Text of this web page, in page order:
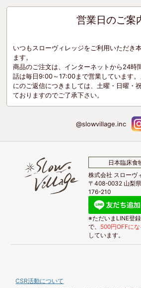
営業日のご案
いつもスローヴィレッジをご利用いただき
ます。
商品のご注文は、インターネットから24時
話は毎日9:00～17:00まで営業しています
にのご返信につきましては、土曜・日曜・
ておりますのでご了承下さい。
@slowvillage.inc
日本臨床食
株式会社 スローヴ
〒408-0032 山梨
176-210
※ただいまLINE登
で、 500円OFFに
しています。
CSR活動について